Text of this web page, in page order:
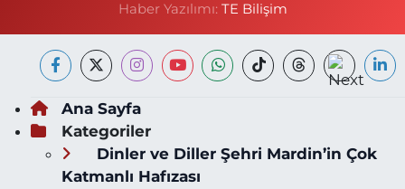
Haber Yazılımı: TE Bilişim
Ana Sayfa
Kategoriler
Dinler ve Diller Şehri Mardin’in Çok
Katmanlı Hafızası